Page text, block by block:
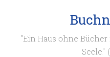
"Ein Haus ohne
Seele."